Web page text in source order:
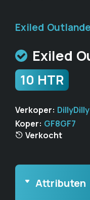
Exiled
Exiled
10 HTR
Verkoper: DillyDilly
Koper: GF8GF7
Verkocht
Attributen